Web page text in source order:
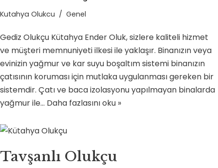
Kutahya Olukcu Genel
Gediz Olukçu Kütahya Ender Oluk, sizlere kaliteli hizmet
ve müşteri memnuniyeti ilkesi ile yaklaşır. Binanızın veya
evinizin yağmur ve kar suyu boşaltım sistemi binanızın
çatısının koruması için mutlaka uygulanması gereken bir
sistemdir. Çatı ve baca izolasyonu yapılmayan binalarda
yağmur ile… Daha fazlasını oku »
Tavşanlı Olukçu